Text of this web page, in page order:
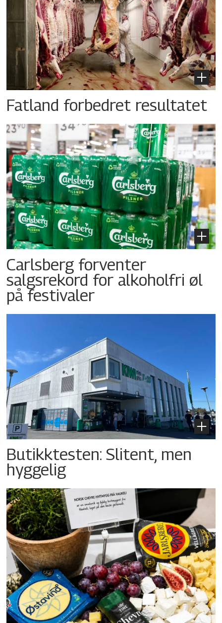
Fatland forbedret resultatet
Carlsberg forventer
salgsrekord for alkoholfri øl
på festivaler
Butikktesten: Slitent, men
hyggelig